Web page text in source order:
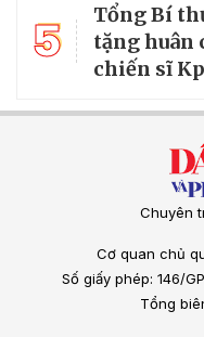
5
Tổng Bí
tặng huân
chiến sĩ
Chuyên
Cơ quan chủ
Số giấy phép: 146/
Tổng